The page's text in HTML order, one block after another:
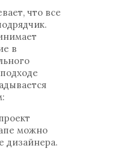
что все
в
можно
дизайнера.